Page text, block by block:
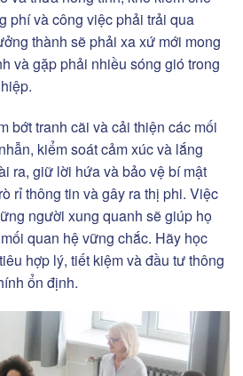
phí và công việc phải trải qua
thành sẽ phải xa xứ mới mong
và gặp phải nhiều sóng gió trong
bớt tranh cãi và cải thiện các mối
kiểm soát cảm xúc và lắng
ra, giữ lời hứa và bảo vệ bí mật
rỉ thông tin và gây ra thị phi. Việc
người xung quanh sẽ giúp họ
quan hệ vững chắc. Hãy học
hợp lý, tiết kiệm và đầu tư thông
ổn định.